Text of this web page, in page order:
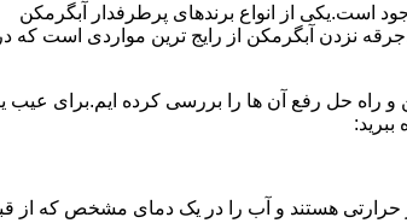
است.یکی از انواع برندهای پرطرفدار آبگرمکن
نزدن آبگرمکن از رایج ترین مواردی است که
راه حل رفع آن ها را بررسی کرده ایم.برای عیب
حرارتی هستند و آب را در یک دمای مشخص که از